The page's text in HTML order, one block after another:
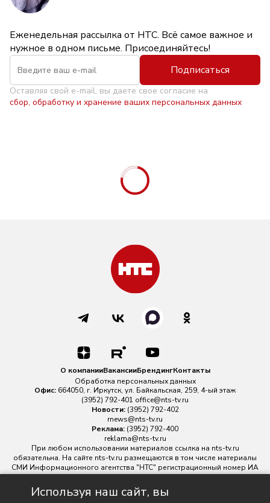
Еженедельная рассылка от НТС. Всё самое важное и
нужное в одном письме. Присоединяйтесь!
Подписаться
Оставляя свой e-mail, вы даете свое согласие на
сбор, обработку и хранение ваших персональных данных
Используя наш сайт, вы
О компанииВакансииБрендингКонтакты
Обработка персональных данных
Офис: 664050, г. Иркутск, ул. Байкальская, 259, 4-ый этаж
(3952) 792-401 office@nts-tv.ru
Новости: (3952) 792-402
rnews@nts-tv.ru
Реклама: (3952) 792-400
reklama@nts-tv.ru
При любом использовании материалов ссылка на nts-tv.ru
обязательна. На сайте nts-tv.ru размещаются в том числе материалы
СМИ Информационного агентства "НТС" регистрационный номер ИА
№ ФС 77 - 88763 зарегистрировано Федеральной службой по
надзору в сфере связи, информационных технологий и массовых
коммуникаций.